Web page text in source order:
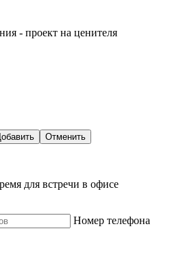
- проект на ценителя
Отменить
для встречи в офисе
Номер телефона